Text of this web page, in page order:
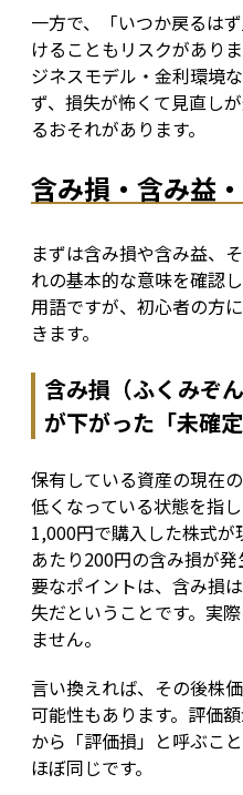
一方で、「いつか戻るは
けることもリスクがあり
ジネスモデル・金利環境
ず、損失が怖くて見直し
るおそれがあります。
含み損・含み益
まずは含み損や含み益、
れの基本的な意味を確認
用語ですが、初心者の方
きます。
含み損（ふくみぞ
が下がった「未確
保有している資産の現在
低くなっている状態を指
1,000円で購入した株式
あたり200円の含み損が
要なポイントは、含み損
失だということです。実
ません。
言い換えれば、その後株
可能性もあります。評価
から「評価損」と呼ぶこ
ほぼ同じです。